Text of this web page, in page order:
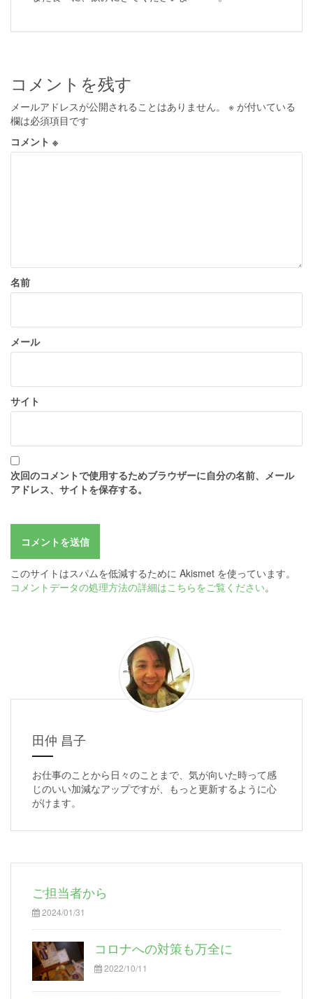
コメントを残す
メールアドレスが公開されることはありません。 ※ が付いている
欄は必須項目です
コメント ※
名前
メール
サイト
次回のコメントで使用するためブラウザーに自分の名前、メール
アドレス、サイトを保存する。
このサイトはスパムを低減するために Akismet を使っています。
コメントデータの処理方法の詳細はこちらをご覧ください。
田仲 昌子
お仕事のことから日々のことまで、気が向いた時って感
じのいい加減なアップですが、もっと更新するように心
がけます。
ご担当者から
2024/01/31
コロナへの対策も万全に
2022/10/11